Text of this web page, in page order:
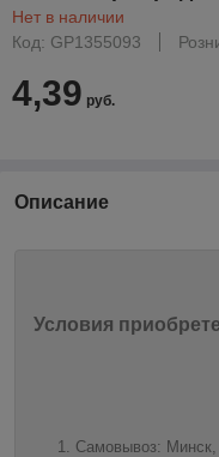
Нет в наличии
Код: GP1355093
4,39 руб.
Описание
Условия
Самовывоз: